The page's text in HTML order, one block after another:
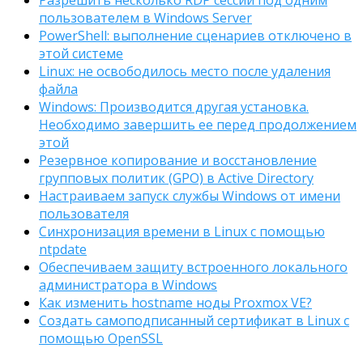
пользователем в Windows Server
PowerShell: выполнение сценариев отключено в
этой системе
Linux: не освободилось место после удаления
файла
Windows: Производится другая установка.
Необходимо завершить ее перед продолжением
этой
Резервное копирование и восстановление
групповых политик (GPO) в Active Directory
Настраиваем запуск службы Windows от имени
пользователя
Синхронизация времени в Linux с помощью
ntpdate
Обеспечиваем защиту встроенного локального
администратора в Windows
Как изменить hostname ноды Proxmox VE?
Создать самоподписанный сертификат в Linux с
помощью OpenSSL